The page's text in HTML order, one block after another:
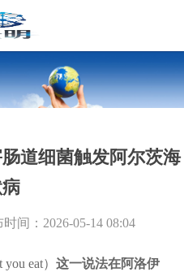
道细菌触发阿尔茨海
时间：2026-05-14 08:04
eat） 这一说法在阿洛伊